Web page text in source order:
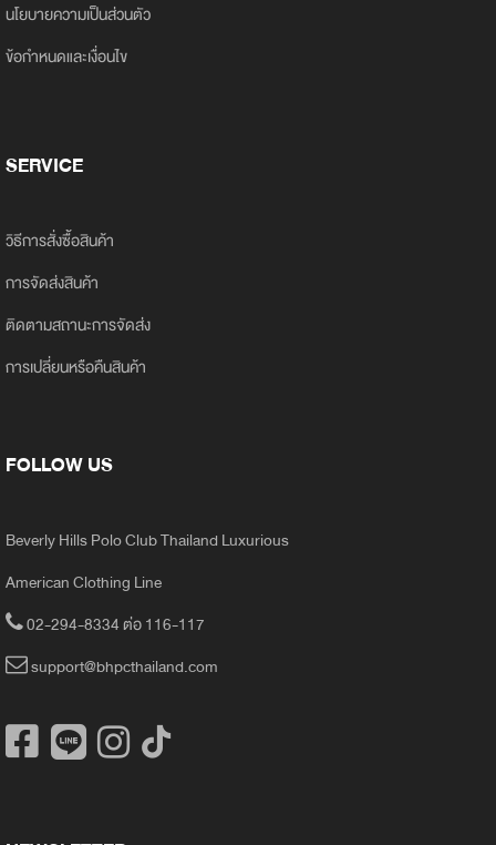
นโยบายความเป็นส่วนตัว
ข้อกำหนดและเงื่อนไข
SERVICE
วิธีการสั่งซื้อสินค้า
การจัดส่งสินค้า
ติดตามสถานะการจัดส่ง
การเปลี่ยนหรือคืนสินค้า
FOLLOW US
Beverly Hills Polo Club Thailand Luxurious
American Clothing Line
02-294-8334 ต่อ 116-117
support@bhpcthailand.com